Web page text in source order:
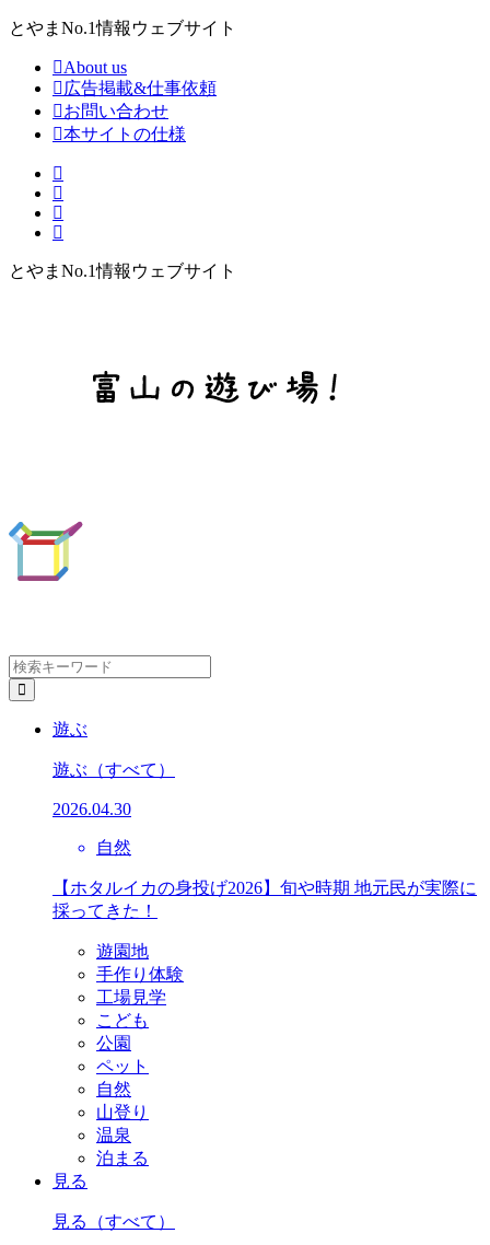
とやまNo.1情報ウェブサイト
About us
広告掲載&仕事依頼
お問い合わせ
本サイトの仕様
とやまNo.1情報ウェブサイト
遊ぶ
遊ぶ （すべて）
2026.04.30
自然
【ホタルイカの身投げ2026】旬や時期 地元民が実際に
採ってきた！
遊園地
手作り体験
工場見学
こども
公園
ペット
自然
山登り
温泉
泊まる
見る
見る （すべて）